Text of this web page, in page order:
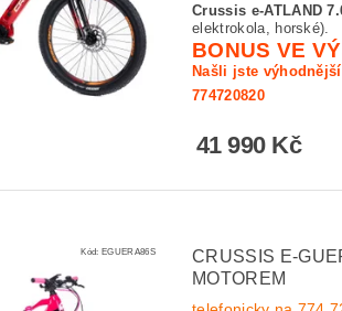
Crussis e-ATLAND
elektrokola, horské).
BONUS VE
Našli jste
774720820
41 990 Kč
Kód: EGUERA86S
CRUSSIS E-
MOTOREM